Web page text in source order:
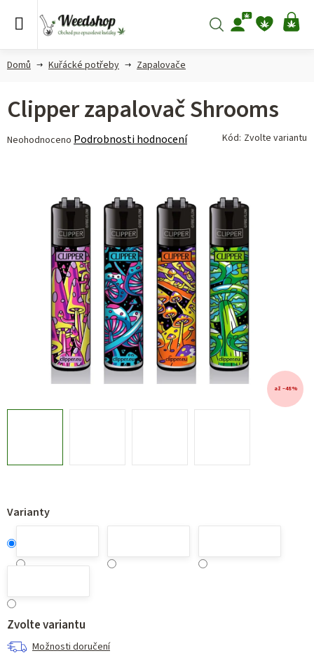
Hledat
Domů Kuřácké potřeby Zapalovače
Varianty
Zvolte variantu
Možnosti doručení
Clipper zapalovač Shrooms
Průměrné
Neohodnoceno Podrobnosti hodnocení Kód: Zvolte variantu
až –48 %